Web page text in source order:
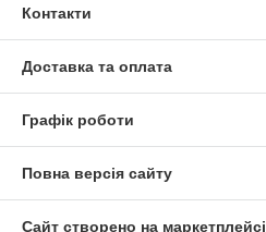
Контакти
Доставка та оплата
Графік роботи
Повна версія сайту
Сайт створено на маркетплейсі